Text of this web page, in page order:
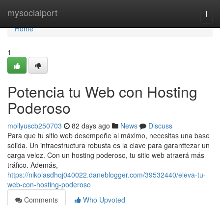
mysocialport
Home
Home
1
Potencia tu Web con Hosting
Poderoso
mollyuscb250703 82 days ago News
Discuss
Para que tu sitio web desempeñe al máximo, necesitas una base
sólida. Un infraestructura robusta es la clave para garanttezar un
carga veloz. Con un hosting poderoso, tu sitio web atraerá más
tráfico. Además,
https://nikolasdhqj040022.daneblogger.com/39532440/eleva-tu-
web-con-hosting-poderoso
Comments
Who Upvoted